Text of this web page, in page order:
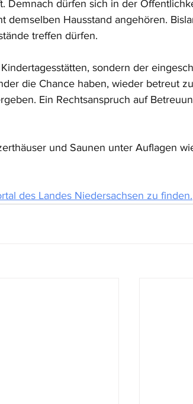
Demnach dürfen sich in der
demselben Hausstand angehören.
treffen dürfen.
sondern der
die Chance haben, wieder betreut
Ein Rechtsanspruch auf
und Saunen unter Auflagen
des Landes Niedersachsen zu finden.